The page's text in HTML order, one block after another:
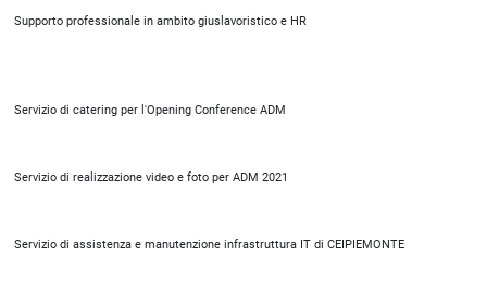
Supporto professionale in ambito giuslavoristico e HR
Servizio di catering per l'Opening Conference ADM
Servizio di realizzazione video e foto per ADM 2021
Servizio di assistenza e manutenzione infrastruttura IT di CEIPIEMONTE